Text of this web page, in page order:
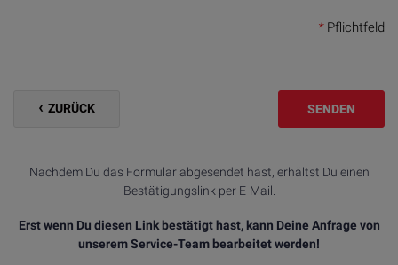
*Pflichtfeld
ZURÜCK SENDEN
Nachdem Du das Formular abgesendet hast, erhältst Du einen
Bestätigungslink per E-Mail.
Erst wenn Du diesen Link bestätigt hast, kann Deine Anfrage von
unserem Service-Team bearbeitet werden!